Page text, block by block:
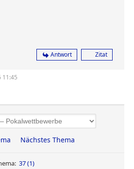
Antwort Zitat
11:45
Nächstes Thema
37 (1)